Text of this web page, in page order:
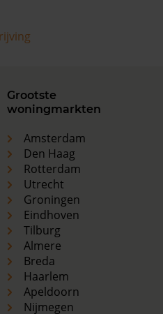
Grootste
woningmarkten
Amsterdam
Den Haag
Rotterdam
Utrecht
Groningen
Eindhoven
Tilburg
Almere
Breda
Haarlem
Apeldoorn
Nijmegen